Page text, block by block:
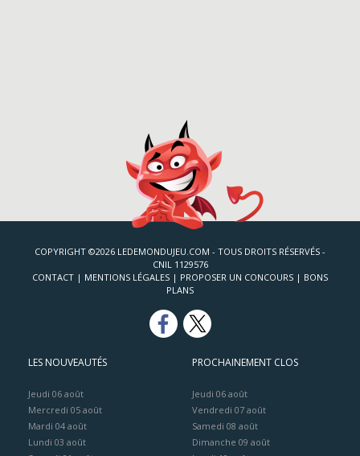
COPYRIGHT ©2026 LEDEMONDUJEU.COM - TOUS DROITS RÉSERVÉS -
CNIL 1129576
CONTACT | MENTIONS LÉGALES | PROPOSER UN CONCOURS | BONS
PLANS
LES NOUVEAUTÉS
Jeudi 06 août
Mercredi 05 août
Mardi 04 août
Lundi 03 août
PROCHAINEMENT CLOS
Jeudi 06 août
Vendredi 07 août
Samedi 08 août
Dimanche 09 août